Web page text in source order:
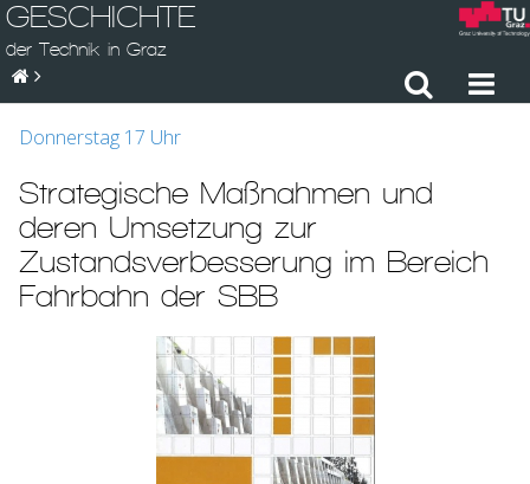
GESCHICHTE
der Technik in Graz
Donnerstag 17 Uhr
Strategische Maßnahmen und
deren Umsetzung zur
Zustandsverbesserung im Bereich
Fahrbahn der SBB